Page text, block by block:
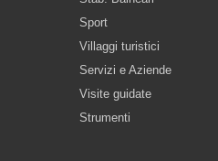
Sport
Villaggi turistici
Servizi e Aziende
Visite guidate
Strumenti